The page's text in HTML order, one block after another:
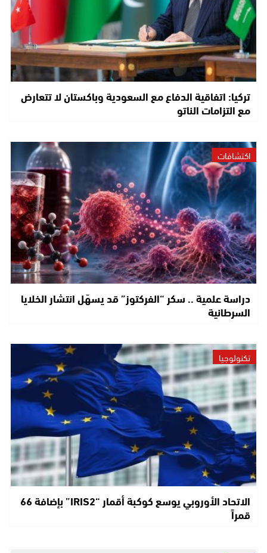
تركيا: اتفاقية الدفاع مع السعودية وباكستان لا تتعارض
مع التزامات الناتو
اكتشافات
دراسة علمية .. سكر “الفركتوز” قد يسهّل انتشار الخلايا
السرطانية
تكنولوجيا
الاتحاد الأوروبي يوسع كوكبة أقمار “IRIS2” بإضافة 66
قمراً